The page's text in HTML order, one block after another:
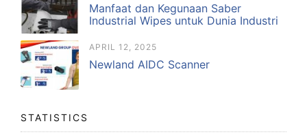
Manfaat dan Kegunaan Saber
Industrial Wipes untuk Dunia Industri
APRIL 12, 2025
Newland AIDC Scanner
STATISTICS